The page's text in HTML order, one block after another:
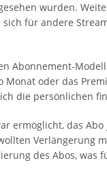
wurden.
für andere
Abonnement-
oder das
die persönlichen
ermöglicht, das
Verlängerung
des Abos,